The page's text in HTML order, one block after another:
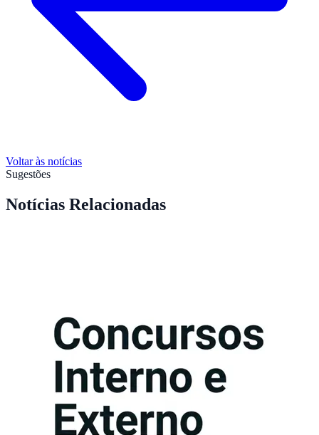
Voltar às notícias
Sugestões
Notícias Relacionadas